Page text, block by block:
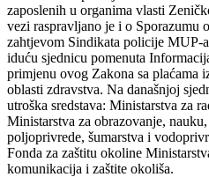
zaposlenih u organima vlasti
vezi raspravljano je i o Sporazumu
zahtjevom Sindikata policije MUP-
iduću sjednicu pomenuta
primjenu ovog Zakona sa plaćama
oblasti zdravstva. Na današnjoj
utroška sredstava: Ministarstva za
Ministarstva za obrazovanje,
poljoprivrede, šumarstva i
Fonda za zaštitu okoline
komunikacija i zaštite okoliša.